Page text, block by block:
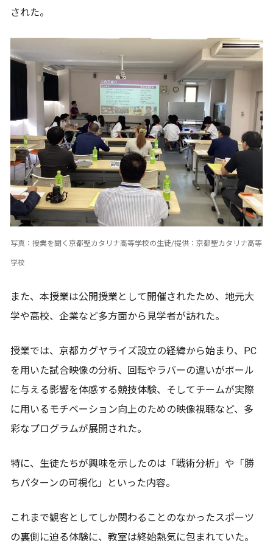
された。
写真：授業を聞く京都聖カタリナ高等学校の生徒/提供：京都聖カタリナ高等
学校
また、本授業は公開授業として開催されたため、地元大
学や高校、企業など多方面から見学者が訪れた。
授業では、京都カグヤライズ設立の経緯から始まり、PC
を用いた試合映像の分析、回転やラバーの違いがボール
に与える影響を体感する競技体験、そしてチームが実際
に用いるモチベーション向上のための映像視聴など、多
彩なプログラムが展開された。
特に、生徒たちが興味を示したのは「戦術分析」や「勝
ちパターンの可視化」といった内容。
これまで観客としてしか関わることのなかったスポーツ
の裏側に迫る体験に、教室は終始熱気に包まれていた。